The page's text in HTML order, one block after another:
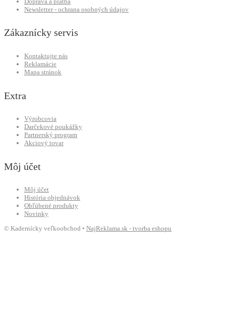
Newsletter - ochrana osobných údajov
Zákaznícky servis
Kontaktujte nás
Reklamácie
Mapa stránok
Extra
Výrobcovia
Darčekové poukážky
Partnerský program
Akciový tovar
Môj účet
Môj účet
História objednávok
Obľúbené produkty
Novinky
© Kadernícky veľkoobchod • NajReklama.sk - tvorba eshopu